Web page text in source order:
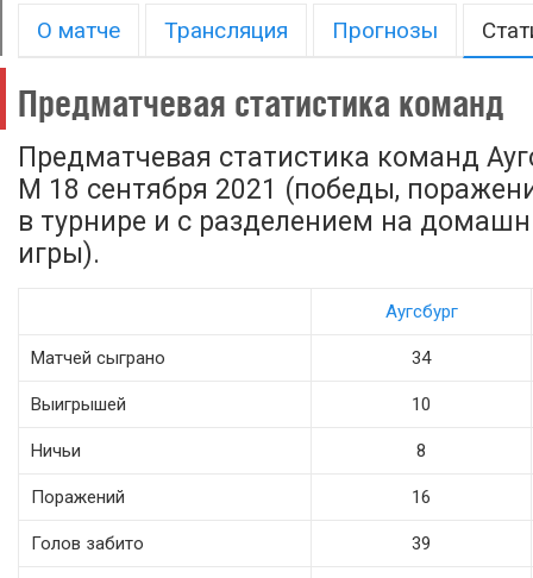
О матче Трансляция Прогнозы
Предматчевая статистика команд
Предматчевая статистика команд
М 18 сентября 2021 (победы,
в турнире и с разделением на
игры).
Аугсбург
Матчей сыграно 34
Выигрышей 10
Ничьи 8
Поражений 16
Голов забито 39